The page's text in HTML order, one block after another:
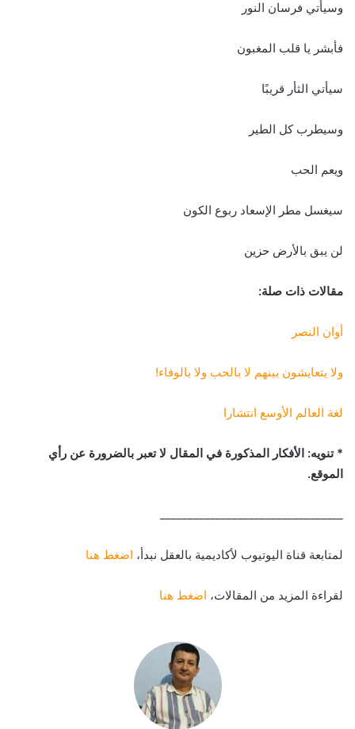
وسيأتي فرسان النور
فأبشر يا قلب المغبون
سيأتي الثأر قريبًا
وسيطرب كل الطير
ويعم الحب
سيغسل مطر الإسعاد ربوع الكون
لن يبق بالأرض حزين
مقالات ذات صلة:
أوان النصر
ولا يتعايشون بينهم لا بالحب ولا بالوفاء!
لغة العالم الأوسع انتشارا
* تنويه: الأفكار المذكورة في المقال لا تعبر بالضرورة عن رأي
الموقع.
لمتابعة قناة اليوتيوب لأكاديمية بالعقل نبدأ، اضغط هنا
لقراءة المزيد من المقالات، اضغط هنا